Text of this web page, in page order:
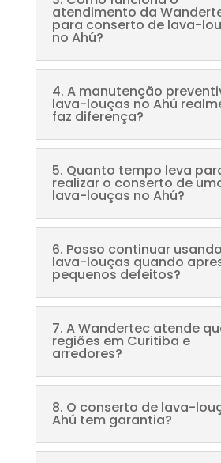
atendimento da
para conserto de lava-
no Ahú?
4. A manutenção
lava-louças no Ahú
faz diferença?
5. Quanto tempo leva
realizar o conserto de
lava-louças no Ahú?
6. Posso continuar
lava-louças quando
pequenos defeitos?
7. A Wandertec atende
regiões em Curitiba e
arredores?
8. O conserto de lava-
Ahú tem garantia?